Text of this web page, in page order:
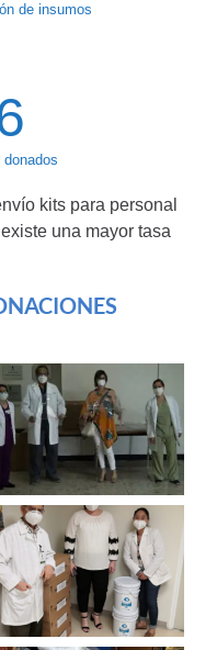
de insumos
kits para personal
una mayor tasa